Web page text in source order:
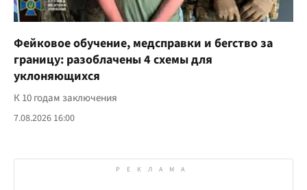
Фейковое обучение, медсправки и бегство за
границу: разоблачены 4 схемы для
уклоняющихся
К 10 годам заключения
7.08.2026 16:00